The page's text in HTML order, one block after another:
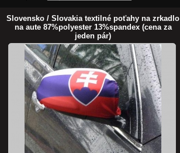
Slovensko / Slovakia textilné poťahy na zrkadlo
na aute 87%polyester 13%spandex (cena za
jeden pár)